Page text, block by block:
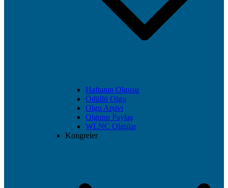
Haftanın Olgusu
Ödüllü Olgu
Olgu Arşivi
Olgunu Paylaş
WLNC Olgular
Kongreler